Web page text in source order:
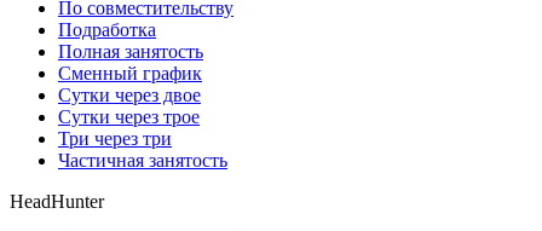
По совместительству
Подработка
Полная занятость
Сменный график
Сутки через двое
Сутки через трое
Три через три
Частичная занятость
HeadHunter